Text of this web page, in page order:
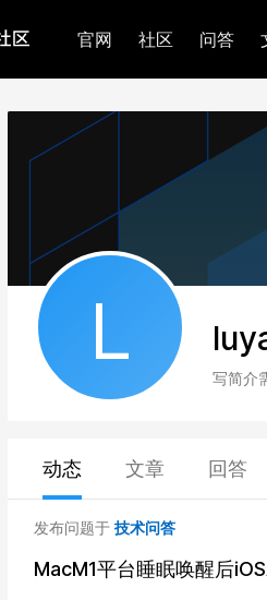
官网 社区 问答
L
写简介
动态 文章 回答
发布问题于 技术问答
MacM1平台睡眠唤醒后